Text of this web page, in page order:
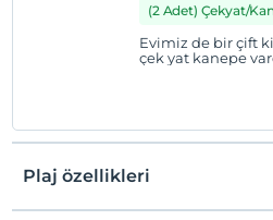
2 yaşına kadar olan bebekler
Tesisin ücretsiz çocuk politkası
(2 Adet) Çekyat/
Evimiz de bir çift
çek yat kanepe
Plaj özellikleri